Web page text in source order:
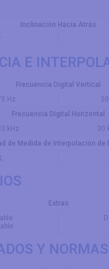
Inclinación Hacia Atrás
E
Frecuencia Digital Vertical
Hz
Frecuencia Digital Horizontal
kHz
30
de Medida de Interpolación de
Extras
Y NORMAS